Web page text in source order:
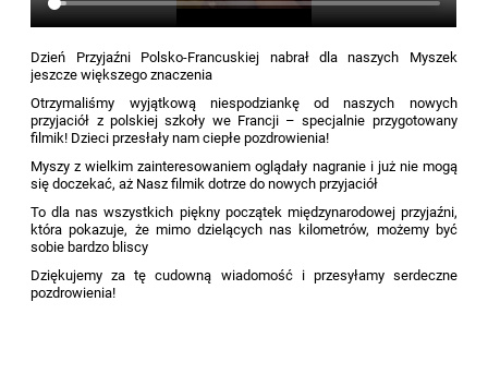
Dzień Przyjaźni Polsko-Francuskiej nabrał dla naszych Myszek
jeszcze większego znaczenia
Otrzymaliśmy wyjątkową niespodziankę od naszych nowych
przyjaciół z polskiej szkoły we Francji – specjalnie przygotowany
filmik! Dzieci przesłały nam ciepłe pozdrowienia!
Myszy z wielkim zainteresowaniem oglądały nagranie i już nie mogą
się doczekać, aż Nasz filmik dotrze do nowych przyjaciół
To dla nas wszystkich piękny początek międzynarodowej przyjaźni,
która pokazuje, że mimo dzielących nas kilometrów, możemy być
sobie bardzo bliscy
Dziękujemy za tę cudowną wiadomość i przesyłamy serdeczne
pozdrowienia!